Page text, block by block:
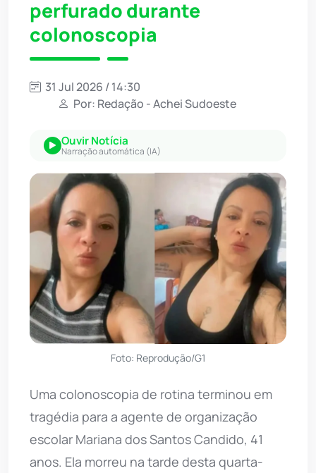
perfurado durante
colonoscopia
31 Jul 2026 / 14:30
Por: Redação - Achei Sudoeste
Ouvir Notícia
Narração automática (IA)
Foto: Reprodução/G1
Uma colonoscopia de rotina terminou em
tragédia para a agente de organização
escolar Mariana dos Santos Candido, 41
anos. Ela morreu na tarde desta quarta-